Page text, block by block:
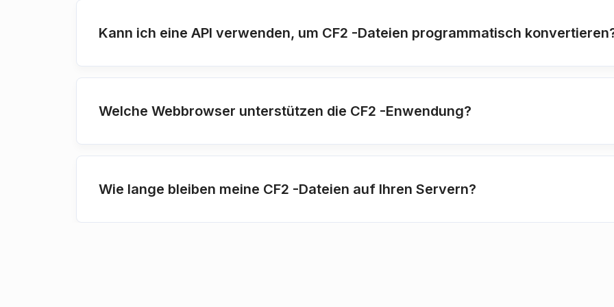
Kann ich eine API verwenden, um CF2 -Dateien programmatisch
Welche Webbrowser unterstützen die CF2 -Enwendung?
Wie lange bleiben meine CF2 -Dateien auf Ihren Servern?